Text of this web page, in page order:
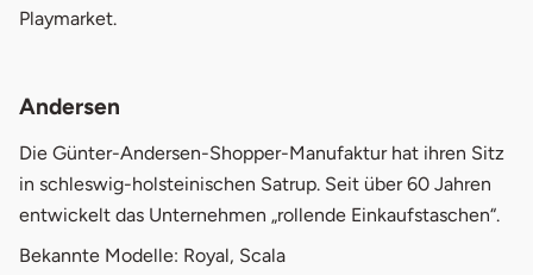
Playmarket.
Andersen
Die Günter-Andersen-Shopper-Manufaktur hat ihren Sitz
in schleswig-holsteinischen Satrup. Seit über 60 Jahren
entwickelt das Unternehmen „rollende Einkaufstaschen“.
Bekannte Modelle: Royal, Scala